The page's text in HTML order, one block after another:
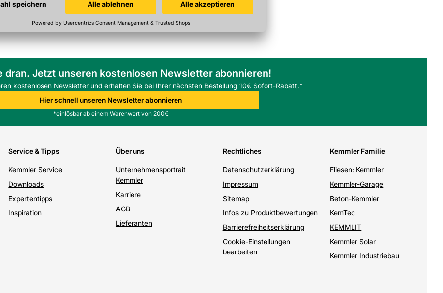
dran. Jetzt unseren kostenlosen Newsletter abonnieren!
kostenlosen Newsletter und erhalten Sie bei Ihrer nächsten Bestellung 10€ Sofort-Rabatt.*
Hier schnell unseren Newsletter abonnieren
*einlösbar ab einem Warenwert von 200€
Service & Tipps
Kemmler Service
Downloads
Expertentipps
Inspiration
Über uns
Unternehmensportrait
Kemmler
Karriere
AGB
Lieferanten
Rechtliches
Datenschutzerklärung
Impressum
Sitemap
Infos zu Produktbewertungen
Barrierefreiheitserklärung
Cookie-Einstellungen
bearbeiten
Kemmler Familie
Fliesen: Kemmler
Kemmler-Garage
Beton-Kemmler
KemTec
KEMMLIT
Kemmler Solar
Kemmler Industriebau